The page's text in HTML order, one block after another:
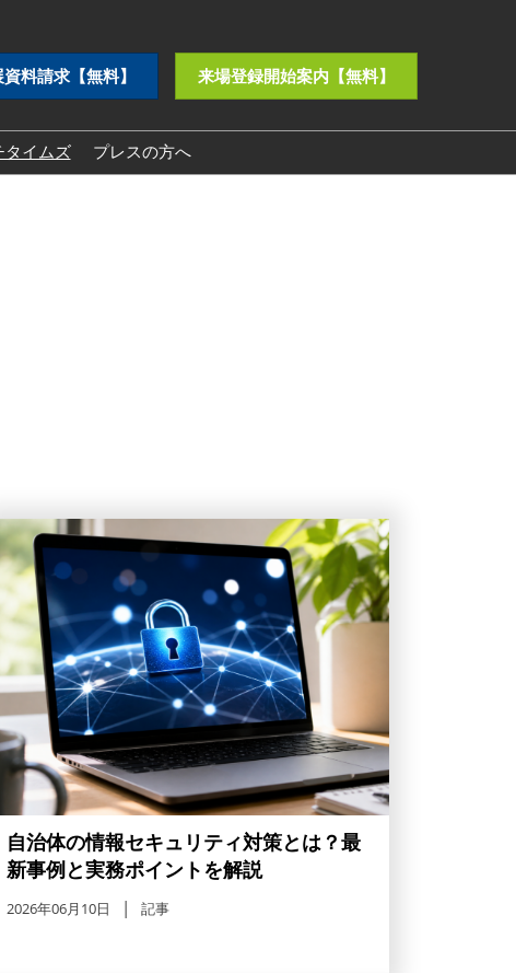
料請求【無料】 来場登録開始案内【無料】
タイムズ
プレスの方へ
自治体の情報セキュリティ対策とは？最
新事例と実務ポイントを解説
2026年06月10日 記事